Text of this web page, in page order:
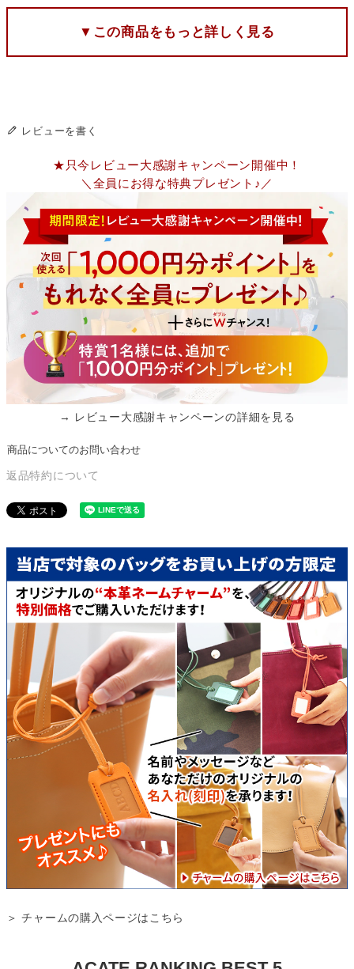
▼この商品をもっと詳しく見る
レビューを書く
★只今レビュー大感謝キャンペーン開催中！
＼全員にお得な特典プレゼント♪／
→ レビュー大感謝キャンペーンの詳細を見る
商品についてのお問い合わせ
返品特約について
＞ チャームの購入ページはこちら